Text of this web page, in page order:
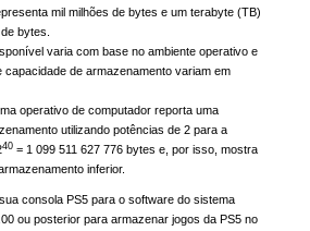
mil milhões de bytes e um terabyte (TB)
bytes.
varia com base no ambiente operativo e
capacidade de armazenamento variam em
operativo de computador reporta uma
utilizando potências de 2 para a
40 = 1 099 511 627 776 bytes e, por isso, mostra
inferior.
consola PS5 para o software do sistema
ou posterior para armazenar jogos da PS5 no